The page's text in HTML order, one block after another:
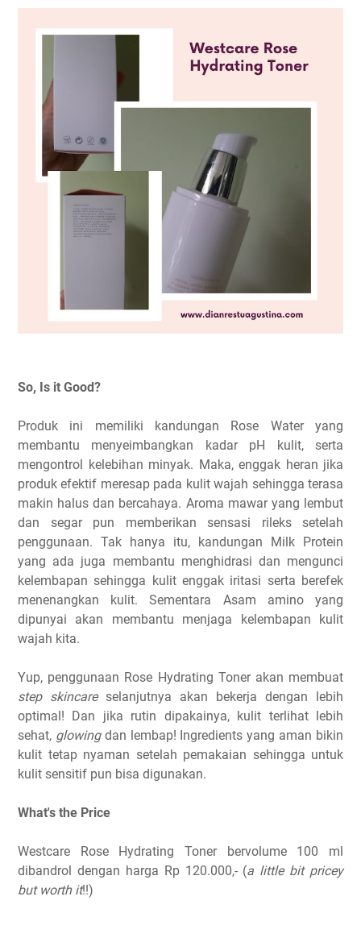
So, Is it Good?
Produk ini memiliki kandungan Rose Water yang
membantu menyeimbangkan kadar pH kulit, serta
mengontrol kelebihan minyak. Maka, enggak heran jika
produk efektif meresap pada kulit wajah sehingga terasa
makin halus dan bercahaya. Aroma mawar yang lembut
dan segar pun memberikan sensasi rileks setelah
penggunaan. Tak hanya itu, kandungan Milk Protein
yang ada juga membantu menghidrasi dan mengunci
kelembapan sehingga kulit enggak iritasi serta berefek
menenangkan kulit. Sementara Asam amino yang
dipunyai akan membantu menjaga kelembapan kulit
wajah kita.
Yup, penggunaan Rose Hydrating Toner akan membuat
step skincareselanjutnya akan bekerja dengan lebih
optimal! Dan jika rutin dipakainya, kulit terlihat lebih
sehat, glowingdan lembap! Ingredients yang aman bikin
kulit tetap nyaman setelah pemakaian sehingga untuk
kulit sensitif pun bisa digunakan.
What's the Price
Westcare Rose Hydrating Toner bervolume 100 ml
dibandrol dengan harga Rp 120.000,- (a little bit pricey
but worth it!!)